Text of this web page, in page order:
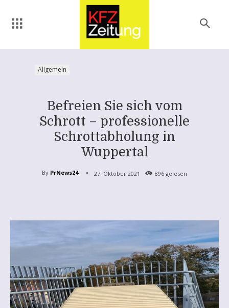
Allgemein
Befreien Sie sich vom
Schrott – professionelle
Schrottabholung in
Wuppertal
By PrNews24 27. Oktober 2021 896 gelesen